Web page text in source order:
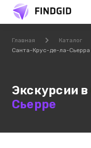
Главная Каталог
Санта-Крус-де-ла-Сьерра
Экскурсии в
Сьерре